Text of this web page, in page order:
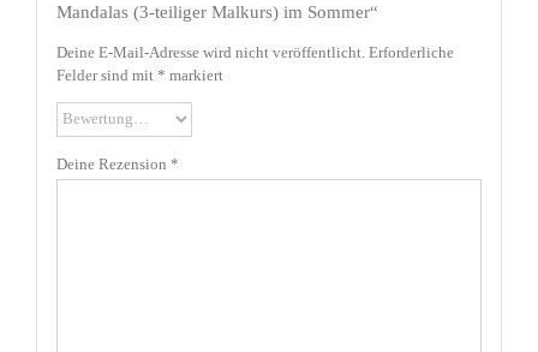
Mandalas (3-teiliger Malkurs) im Sommer“
Deine E-Mail-Adresse wird nicht veröffentlicht. Erforderliche
Felder sind mit * markiert
Deine Rezension *